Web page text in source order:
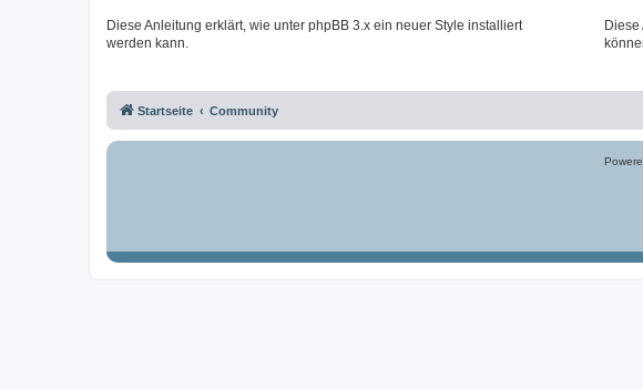
Diese Anleitung erklärt, wie unter phpBB 3.x ein neuer Style installiert
werden kann.
Diese
Startseite Community